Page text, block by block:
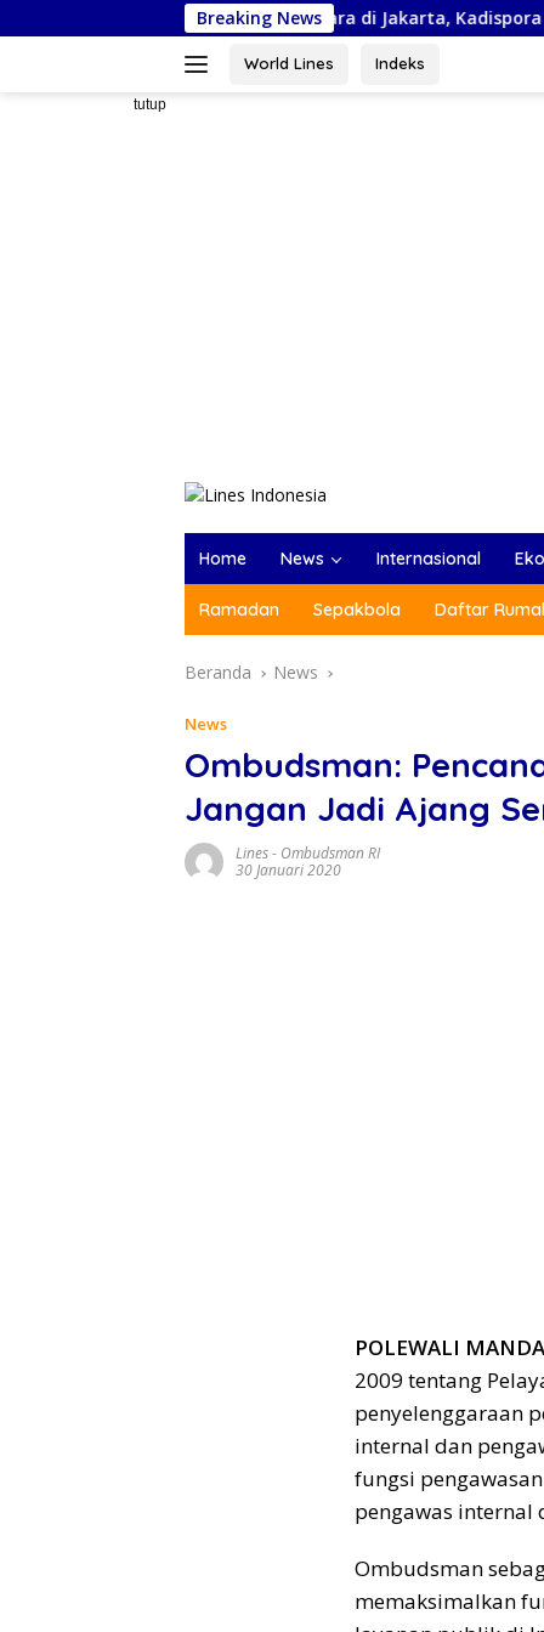
ke
Breaking News
Piala Bela Negara di Jakarta, Kadispora Sulsel Beri
World Lines Indeks
tutup
Home News Internasional
Ramadan Sepakbola Daftar
Beranda News
News
Ombudsman:
Jangan Jadi Ajang
Lines- Ombudsman RI
30 Januari 2020
POLEWALI
2009 tentang
penyelenggaraan
internal dan
fungsi
pengawas internal
Ombudsman
memaksimalkan